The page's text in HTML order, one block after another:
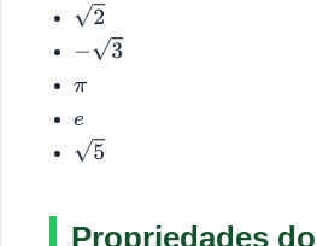
2
−3
π
e
5
Propriedades